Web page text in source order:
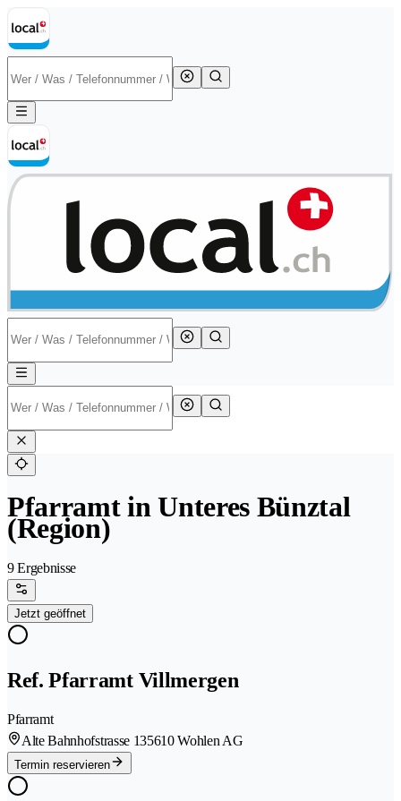
Pfarramt in Unteres Bünztal
(Region)
9 Ergebnisse
Jetzt geöffnet
Ref. Pfarramt Villmergen
Pfarramt
Alte Bahnhofstrasse 135610 Wohlen AG
Termin reservieren